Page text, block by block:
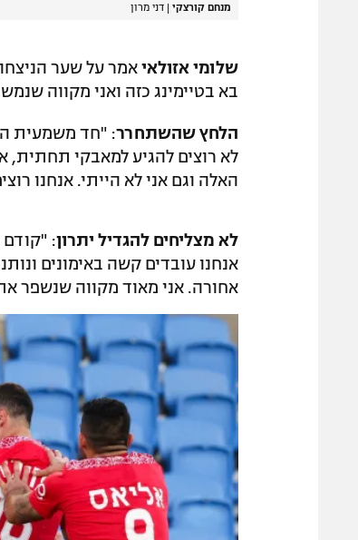
מנחם קורצקי | דני מרון
שלומי אזולאי אמר על שער
בא בטיימינג כזה ואני מקווה
הלחץ שהשתחרר: "חד משמעית
לא רוצים להגיע למאבקי תחתית,
האלה וגם אני לא הייתי. אנחנו
לא מצליחים להגדיל יתרון: "קודם
אנחנו עובדים קשה באימונים
אחורה. אני מאוד מקווה שנשפר